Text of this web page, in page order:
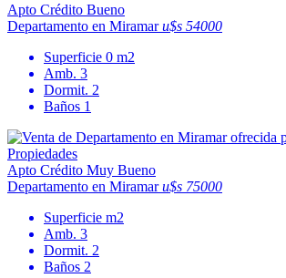
Apto Crédito Bueno
Departamento en Miramaru$s 54000
Superficie 0 m2
Amb. 3
Dormit. 2
Baños 1
Apto Crédito Muy Bueno
Departamento en Miramaru$s 75000
Superficie m2
Amb. 3
Dormit. 2
Baños 2